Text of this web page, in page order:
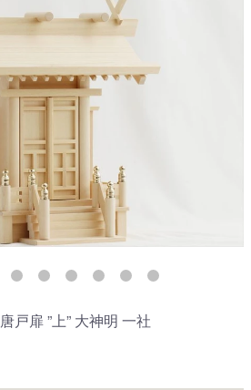
戸扉 ”上” 大神明 一社